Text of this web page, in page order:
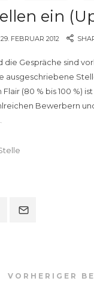
ein
29. FEBRUAR 2012
die Gespräche sind
ausgeschriebene
(80 % bis 100 %)
Bewerbern
VORHERIGER